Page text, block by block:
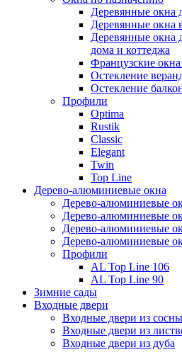
Деревянные окна
Деревянные окна
Деревянные окна
дома и коттеджа
Французские
Остекление
Остекление
Профили
Optima
Rustik
Classic
Elegant
Twin
Top Line
Дерево-алюминиевые окна
Дерево-алюминиевые
Дерево-алюминиевые
Дерево-алюминиевые
Дерево-алюминиевые
Профили
AL Top Line 106
AL Top Line 90
Зимние сады
Входные двери
Входные двери из сосны
Входные двери из
Входные двери из дуба